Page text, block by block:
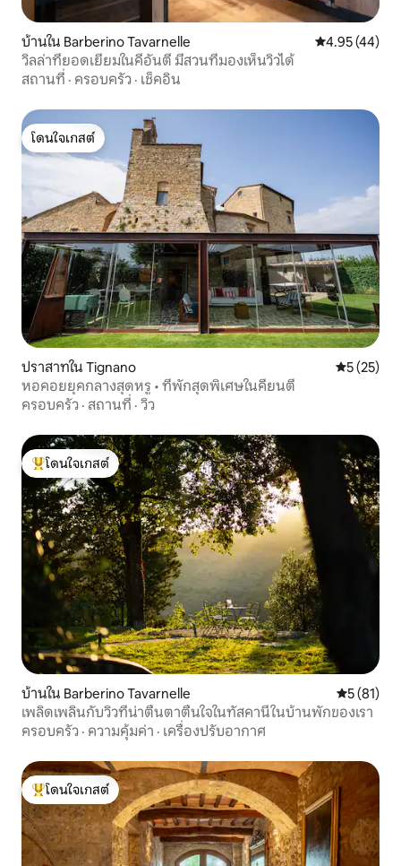
บ้านใน Barberino Tavarnelle คะแนนเฉลี่ย
4.95 (44)
วิลล่าที่ยอดเยี่ยมในคีอันตี มีสวนที่มองเห็นวิวได้
สถานที่ · ครอบครัว · เช็คอิน
โดนใจเกสต์
โดนใจเกสต์
ปราสาทใน Tignano คะแนนเฉลี่
5 (25)
หอคอยยุคกลางสุดหรู • ที่พักสุดพิเศษในคียนตี
ครอบครัว · สถานที่ · วิว
โดนใจเกสต์ที่สุด
โดนใจเกสต์
บ้านใน Barberino Tavarnelle คะแนนเฉลี่
5 (81)
เพลิดเพลินกับวิวที่น่าตื่นตาตื่นใจในทัสคานีในบ้านพักของเรา
ครอบครัว · ความคุ้มค่า · เครื่องปรับอากาศ
โดนใจเกสต์ที่สุด
โดนใจเกสต์